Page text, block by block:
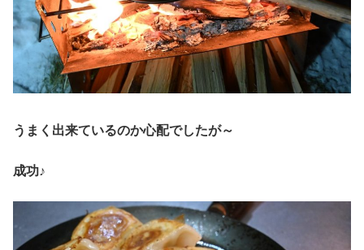
うまく出来ているのか心配でしたが～
成功♪